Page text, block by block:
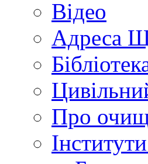
Відео
Адреса
Про